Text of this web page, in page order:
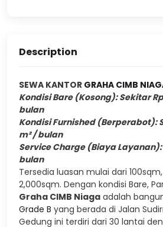
Description
SEWA KANTOR GRAHA CIMB
Kondisi Bare (Kosong): Sekitar
bulan
Kondisi Furnished (Berperabot):
m² / bulan
Service Charge (Biaya Layanan):
bulan
Tersedia luasan mulai dari
2,000sqm. Dengan kondisi Bare,
Graha CIMB Niaga adalah
Grade B yang berada di Jalan
Gedung ini terdiri dari 30 lantai